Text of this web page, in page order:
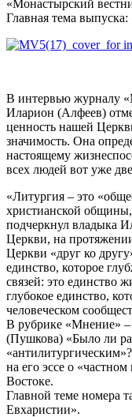
«Монастырский
Главная тема
В интервью журналу
Иларион (Алфеев)
ценность нашей
значимость. Она
настоящему
всех людей вот уже
«Литургия – это
христианской
подчеркнул владыка
Церкви, на
Церкви «друг ко
единство, которое
связей: это единство
глубокое единство,
человеческом
В рубрике «Мнение» –
(Пушкова) «Было ли
на его эссе о
Востоке.
Главной теме номера
Евхаристии».